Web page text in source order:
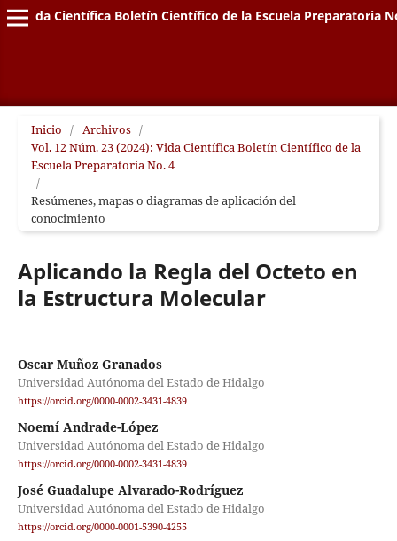
Vida Científica Boletín Científico de la Escuela Preparatoria
Inicio / Archivos /
Vol. 12 Núm. 23 (2024): Vida Científica Boletín Científico de la
Escuela Preparatoria No. 4
/
Resúmenes, mapas o diagramas de aplicación del
conocimiento
Aplicando la Regla del Octeto en
la Estructura Molecular
Oscar Muñoz Granados
Universidad Autónoma del Estado de Hidalgo
https://orcid.org/0000-0002-3431-4839
Noemí Andrade-López
Universidad Autónoma del Estado de Hidalgo
https://orcid.org/0000-0002-3431-4839
José Guadalupe Alvarado-Rodríguez
Universidad Autónoma del Estado de Hidalgo
https://orcid.org/0000-0001-5390-4255